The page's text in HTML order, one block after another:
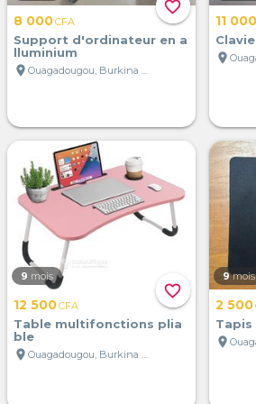
favorite_border
8 000CFA
Support d'ordinateur en a
lluminium
location_on
Ouagadougou, Burkina Faso
11 000
location_on
favorite_border
9 mois
12 500CFA
Table multifonctions plia
ble
location_on
Ouagadougou, Burkina Faso
9 mois
2 500
Tapis
location_on